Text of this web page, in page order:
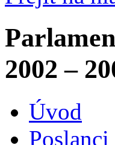
2002 –
Úvod